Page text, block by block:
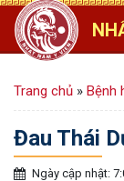
Trang chủ » Bệnh
Đau Thái
Ngày cập nhật: